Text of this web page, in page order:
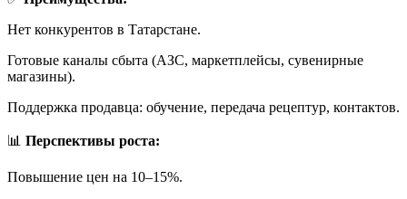
Нет конкурентов в Татарстане.
Готовые каналы сбыта (АЗС, маркетплейсы, сувенирные
магазины).
Поддержка продавца: обучение, передача рецептур, контактов.
📊 Перспективы роста:
Повышение цен на 10–15%.